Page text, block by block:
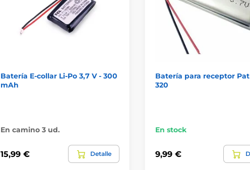
Batería E-collar Li-Po 3,7 V - 300
mAh
En camino 3 ud.
15,99 € Detalle
Batería para receptor
320
En stock
9,99 €